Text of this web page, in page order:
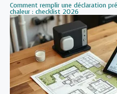
Comment remplir une déclaration
chaleur : checklist 2026